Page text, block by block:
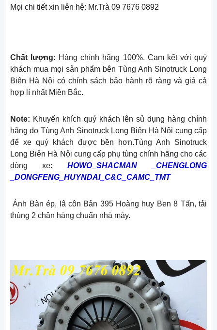
Mọi chi tiết xin liên hệ: Mr.Trà 09 7676 0892
Chất lượng: Hàng chính hãng 100%. Cam kết với quý
khách mua mọi sản phẩm bên Tùng Anh Sinotruck Long
Biên Hà Nội có chính sách bảo hành rõ ràng và giá cả
hợp lí nhất Miền Bắc.
Note: Khuyến khích quý khách lên sủ dụng hàng chính
hãng do Tùng Anh Sinotruck Long Biên Hà Nội cung cấp
để xe quý khách được bền hơn.Tùng Anh Sinotruck
Long Biên Hà Nội cung cấp phụ tùng chính hãng cho các
dòng xe: HOWO_SHACMAN _CHENGLONG
_DONGFENG_HUYNDAI_C&C_CAMC_TMT
Ảnh Bàn ép, lâ côn Bản 395 Hoàng huy Ben 8 Tấn, tải
thùng 2 chân hàng chuẩn nhà máy.